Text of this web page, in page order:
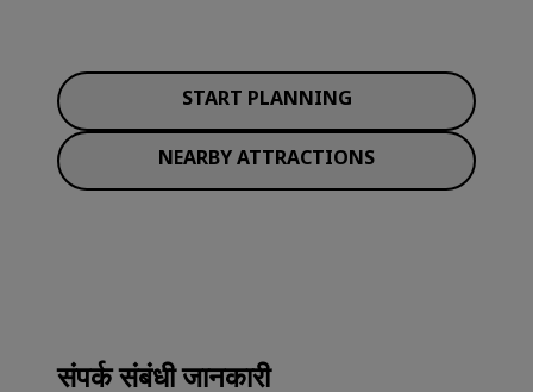
START PLANNING
NEARBY ATTRACTIONS
संपर्क संबंधी जानकारी